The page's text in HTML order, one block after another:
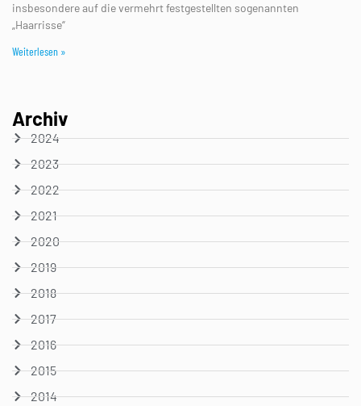
insbesondere auf die vermehrt festgestellten sogenannten
„Haarrisse“
Weiterlesen »
Archiv
2024
2023
2022
2021
2020
2019
2018
2017
2016
2015
2014